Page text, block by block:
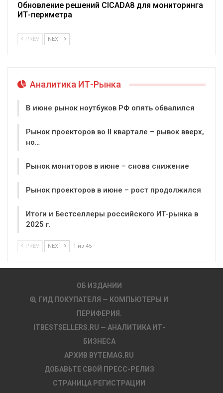
Обновление решений CICADA8 для мониторинга
ИТ-периметра
PREV NEXT
Аналитика ИТ-Рынка
В июне рынок ноутбуков РФ опять обвалился
Рынок проекторов во II квартале – рывок вверх,
но…
Рынок мониторов в июне – снова снижение
Рынок проекторов в июне – рост продолжился
Итоги и Бестселлеры российского ИТ-рынка в
2025 г.
PREV NEXT 1 из 45
ОБ ИЗДАНИИ
ГИД ПОКУПАТЕЛЯ — КОМПЬЮТЕРЫ И
ПЕРИФЕРИЯ.
ITBESTSELLERS.RU — АНАЛИТИКА ИТ-
БИЗНЕСА
АРХИВ BYTEMAG.RU
ДОБАВЬТЕ СВОЙ ПРЕСС-РЕЛИЗ
СТРАНИЦА РЕГИСТРАЦИИ